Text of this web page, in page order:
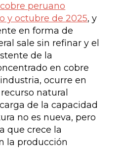
peruano
y octubre de 2025, y
en forma de
sale sin refinar y el
de la
en cobre
ocurre en
natural
de la capacidad
no es nueva, pero
que crece la
la producción